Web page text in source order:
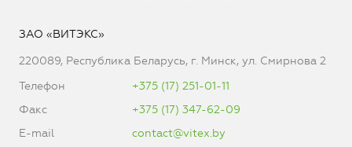
ЗАО «ВИТЭКС»
220089, Республика Беларусь, г. Минск, ул. Смирнова 2
Телефон
+375 (17) 251-01-11
Факс
+375 (17) 347-62-09
E-mail
contact@vitex.by